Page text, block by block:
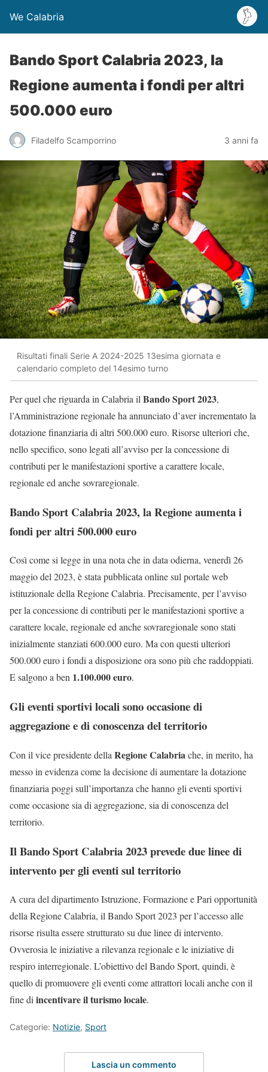
We Calabria
Bando Sport Calabria 2023, la
Regione aumenta i fondi per altri
500.000 euro
Filadelfo Scamporrino 3 anni fa
Risultati finali Serie A 2024-2025 13esima giornata e
calendario completo del 14esimo turno
Per quel che riguarda in Calabria il Bando Sport 2023,
l’Amministrazione regionale ha annunciato d’aver incrementato la
dotazione finanziaria di altri 500.000 euro. Risorse ulteriori che,
nello specifico, sono legati all’avviso per la concessione di
contributi per le manifestazioni sportive a carattere locale,
regionale ed anche sovraregionale.
Bando Sport Calabria 2023, la Regione aumenta i
fondi per altri 500.000 euro
Così come si legge in una nota che in data odierna, venerdì 26
maggio del 2023, è stata pubblicata online sul portale web
istituzionale della Regione Calabria. Precisamente, per l’avviso
per la concessione di contributi per le manifestazioni sportive a
carattere locale, regionale ed anche sovraregionale sono stati
inizialmente stanziati 600.000 euro. Ma con questi ulteriori
500.000 euro i fondi a disposizione ora sono più che raddoppiati.
E salgono a ben 1.100.000 euro.
Gli eventi sportivi locali sono occasione di
aggregazione e di conoscenza del territorio
Con il vice presidente della Regione Calabriache, in merito, ha
messo in evidenza come la decisione di aumentare la dotazione
finanziaria poggi sull’importanza che hanno gli eventi sportivi
come occasione sia di aggregazione, sia di conoscenza del
territorio.
Il Bando Sport Calabria 2023 prevede due linee di
intervento per gli eventi sul territorio
A cura del dipartimento Istruzione, Formazione e Pari opportunità
della Regione Calabria, il Bando Sport 2023 per l’accesso alle
risorse risulta essere strutturato su due linee di intervento.
Ovverosia le iniziative a rilevanza regionale e le iniziative di
respiro interregionale. L’obiettivo del Bando Sport, quindi, è
quello di promuovere gli eventi come attrattori locali anche con il
fine diincentivare il turismo locale.
Categorie: Notizie, Sport
Lascia un commento